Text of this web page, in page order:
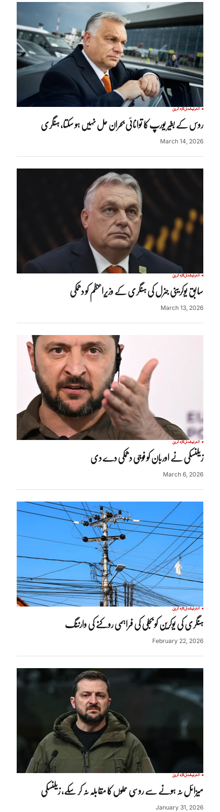
انٹرنیشنلتازہ ترین
روس کے بغیر یورپ کا توانائی بحران حل نہیں ہو سکتا، ہنگری
March 14, 2026
انٹرنیشنلتازہ ترین
سابق یوکرینی جنرل کی ہنگری کے وزیرِاعظم کو دھمکی
March 13, 2026
انٹرنیشنلتازہ ترین
زیلنسکی نے اوربان کو فوجی دھمکی دے دی
March 6, 2026
انٹرنیشنلتازہ ترین
ہنگری کی یوکرین کو بجلی کی فراہمی روکنے کی وارننگ
February 22, 2026
انٹرنیشنلتازہ ترین
میزائل نہ ہونے سے روسی حملوں کا مقابلہ نہ کر سکے، زیلنسکی
January 31, 2026